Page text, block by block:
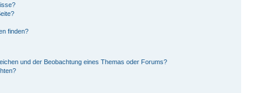
finden?
und der Beobachtung eines Themas oder Forums?